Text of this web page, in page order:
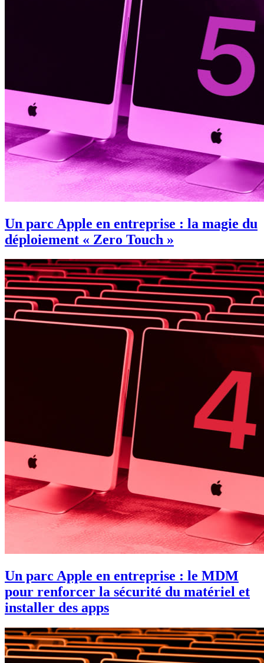
Un parc Apple en entreprise : la magie du
déploiement « Zero Touch »
Un parc Apple en entreprise : le MDM
pour renforcer la sécurité du matériel et
installer des apps